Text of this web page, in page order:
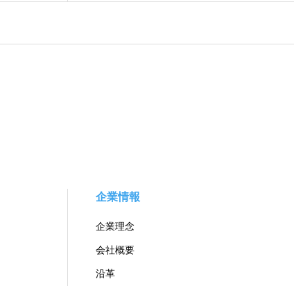
企業情報
企業理念
会社概要
沿革